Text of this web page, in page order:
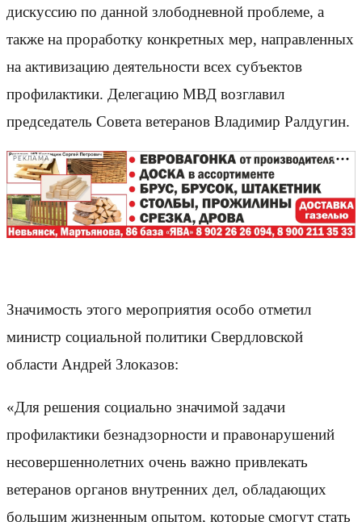
дискуссию по данной злободневной проблеме, а
также на проработку конкретных мер, направленных
на активизацию деятельности всех субъектов
профилактики. Делегацию МВД возглавил
председатель Совета ветеранов Владимир Ралдугин.
РЕКЛАМА
Значимость этого мероприятия особо отметил
министр социальной политики Свердловской
области Андрей Злоказов:
«Для решения социально значимой задачи
профилактики безнадзорности и правонарушений
несовершеннолетних очень важно привлекать
ветеранов органов внутренних дел, обладающих
большим жизненным опытом, которые смогут стать